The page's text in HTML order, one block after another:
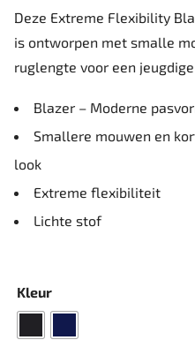
Deze Extreme Flexibility
is ontworpen met smalle
ruglengte voor een
Blazer – Moderne
Smallere mouwen en
look
Extreme flexibiliteit
Lichte stof
Kleur